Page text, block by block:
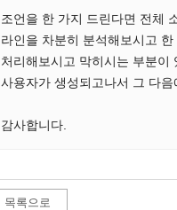
조언을 한 가지 드린다면 전체
라인을 차분히 분석해보시고
처리해보시고 막히시는 부분이
사용자가 생성되고나서 그 다
감사합니다.
목록으로